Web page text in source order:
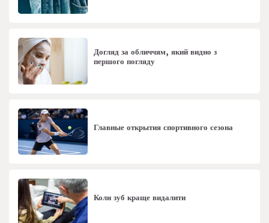
Догляд за обличчям, який видно з
першого погляду
Главные открытия спортивного сезона
Коли зуб краще видалити